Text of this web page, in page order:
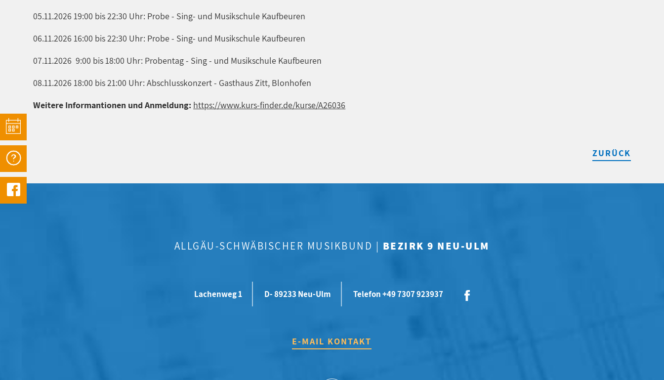
05.11.2026 19:00 bis 22:30 Uhr: Probe - Sing- und Musikschule Kaufbeuren
06.11.2026 16:00 bis 22:30 Uhr: Probe - Sing- und Musikschule Kaufbeuren
07.11.2026 9:00 bis 18:00 Uhr: Probentag - Sing - und Musikschule Kaufbeuren
08.11.2026 18:00 bis 21:00 Uhr: Abschlusskonzert - Gasthaus Zitt, Blonhofen
Weitere Informantionen und Anmeldung: https://www.kurs-finder.de/kurse/A26036
ZURÜCK
ALLGÄU-SCHWÄBISCHER MUSIKBUND | BEZIRK 9 NEU-ULM
Lachenweg 1 D- 89233 Neu-Ulm Telefon +49 7307 923937
E-MAIL KONTAKT